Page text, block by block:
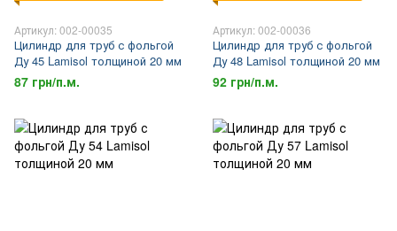
Артикул: 002-00035
Цилиндр для труб с фольгой
Ду 45 Lamisol толщиной 20 мм
87 грн/п.м.
Артикул: 002-00036
Цилиндр для труб с фольгой
Ду 48 Lamisol толщиной 20 мм
92 грн/п.м.